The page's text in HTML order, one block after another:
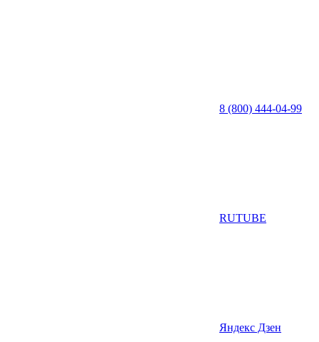
8 (800) 444-04-99
RUTUBE
Яндекс Дзен